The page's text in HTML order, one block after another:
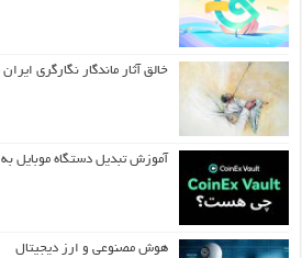
خالق آثار ماندگار نگارگری
آموزش تبدیل دستگاه موبایل
هوش مصنوعی و ارز دیجیتال